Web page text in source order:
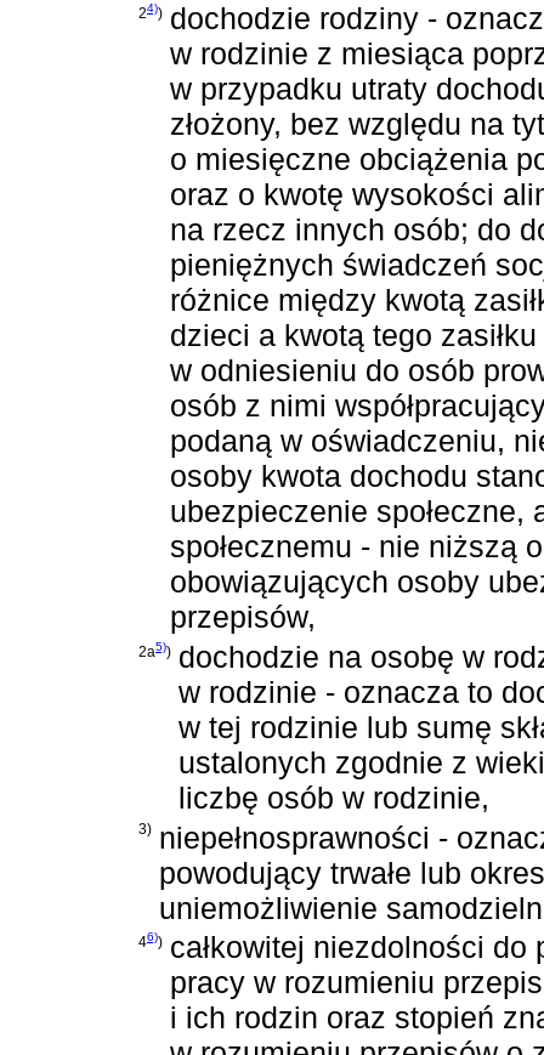
24)) dochodzie rodziny -
w rodzinie z miesiąca
w przypadku utraty
złożony, bez względu na
o miesięczne obciążenia
oraz o kwotę wysokości
na rzecz innych osób; do
pieniężnych świadczeń
różnice między kwotą
dzieci a kwotą tego
w odniesieniu do osób
osób z nimi
podaną w oświadczeniu,
osoby kwota dochodu
ubezpieczenie
społecznemu - nie niższą
obowiązujących osoby
przepisów,
2a5)) dochodzie na osobę w
w rodzinie - oznacza to
w tej rodzinie lub sumę
ustalonych zgodnie z
liczbę osób w rodzinie,
3) niepełnosprawności -
powodujący trwałe lub
uniemożliwienie
46)) całkowitej niezdolności do
pracy w rozumieniu
i ich rodzin oraz stopień